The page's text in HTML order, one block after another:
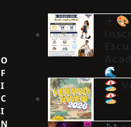
🌊
🏖️
🏖️
O
F
I
C
I
N